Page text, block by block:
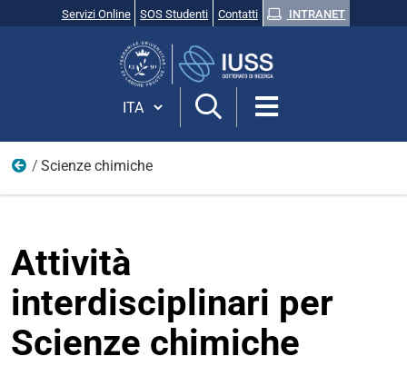
Servizi Online SOS Studenti Contatti INTRANET
Cambia lingua
Attività interdisciplinari
Scienze chimiche
Attività
interdisciplinari per
Scienze chimiche